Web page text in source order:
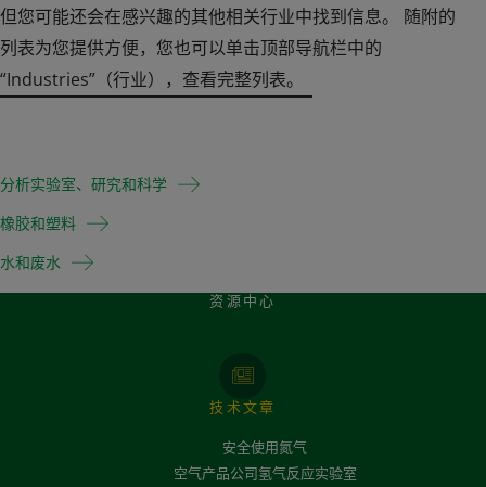
但您可能还会在感兴趣的其他相关行业中找到信息。 随附的
列表为您提供方便，您也可以单击顶部导航栏中的
“Industries”（行业），查看完整列表。
分析实验室、研究和科学
橡胶和塑料
水和废水
资源中心
技术文章
安全使用氮气
空气产品公司氢气反应实验室